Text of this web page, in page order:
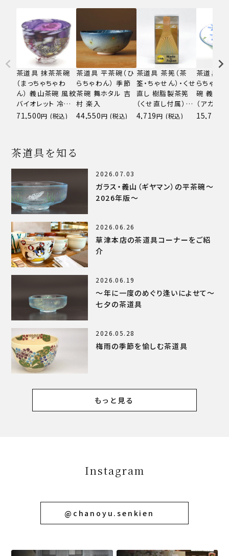
茶道具 抹茶茶碗
（まっちゃちゃわ
ん） 義山茶碗 風紋
バイオレット 冷茶
用 片岡 操
71,500 (税込)
茶道具 平茶碗（ひ
らちゃわん） 季節
茶碗 舞ホタル 吉
村 楽入
44,550 (税込)
茶道具 茶筅（茶
筌・ちゃせん）・くせ
直し 樹脂製茶筅
（くせ直し付属）
黒・ベージュ・緑・
4,719 (税込)
茶道具 平
らちゃわ
碗 義山
（アガパ
（超耐熱
15,730
茶道具を知る
2026.07.03
ガラス・義山（ギヤマン）の平茶碗～
2026年版～
2026.06.26
草津本店の茶道具コーナーをご紹
介
2026.06.19
～年に一度のめぐり逢いによせて～
七夕の茶道具
2026.05.28
梅雨の季節を愉しむ茶道具
もっと見る
Instagram
@chanoyu.senkien